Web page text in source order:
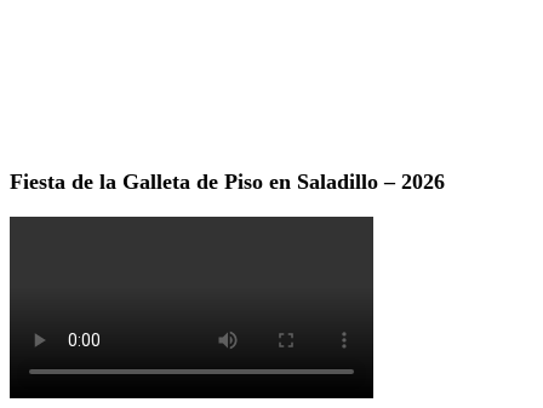
Fiesta de la Galleta de Piso en Saladillo – 2026